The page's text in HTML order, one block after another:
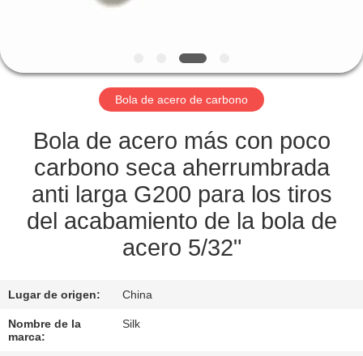
DE
CALIDAD
ÉNTRENOS
CONTACTO
CON
CASOS
Bola de acero de carbono
Bola de acero más con poco
carbono seca aherrumbrada
anti larga G200 para los tiros
del acabamiento de la bola de
acero 5/32"
Lugar de origen: China
Nombre de la
marca:
Silk